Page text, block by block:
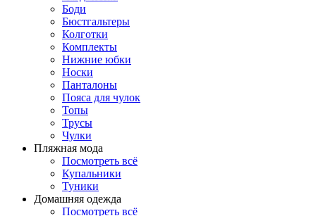
Боди
Бюстгальтеры
Колготки
Комплекты
Нижние юбки
Носки
Панталоны
Поясa для чулок
Топы
Трусы
Чулки
Пляжная мода
Посмотреть всё
Купальники
Туники
Домашняя одежда
Посмотреть всё